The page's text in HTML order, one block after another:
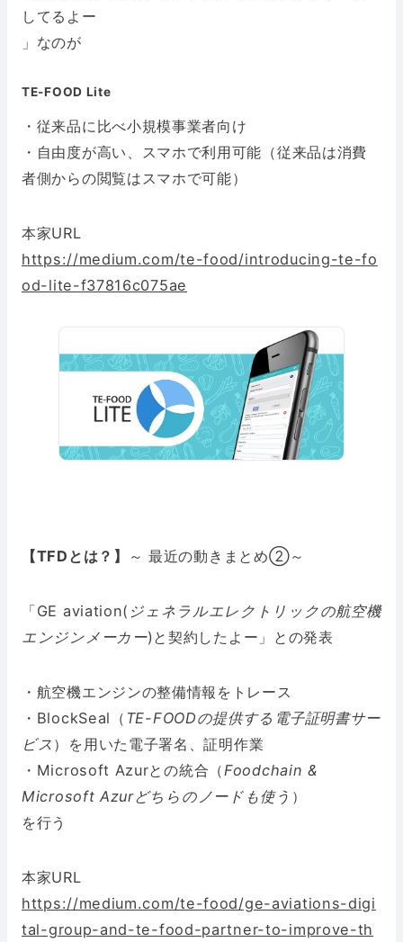
してるよー
」なのが
TE-FOOD Lite
・従来品に比べ小規模事業者向け
・自由度が高い、スマホで利用可能（従来品は消費
者側からの閲覧はスマホで可能）
本家URL
https://medium.com/te-food/introducing-te-fo
od-lite-f37816c075ae
【TFDとは？】 ～ 最近の動きまとめ②～
「GE aviation( ジェネラルエレクトリックの航空機
エンジンメーカー)と契約したよー 」 との発表
・航空機エンジンの整備情報をトレース
・BlockSeal（ TE-FOODの提供する電子証明書サー
ビス ）を用いた電子署名、証明作業
・Microsoft Azurとの統合（Foodchain &
Microsoft Azurどちらのノードも使う ）
を行う
本家URL
https://medium.com/te-food/ge-aviations-digi
tal-group-and-te-food-partner-to-improve-th